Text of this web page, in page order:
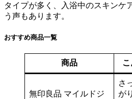
タイプが多く、入浴中のスキンケ
う声もあります。
おすすめ商品一覧
商品
無印良品 マイルドジ
さ
が